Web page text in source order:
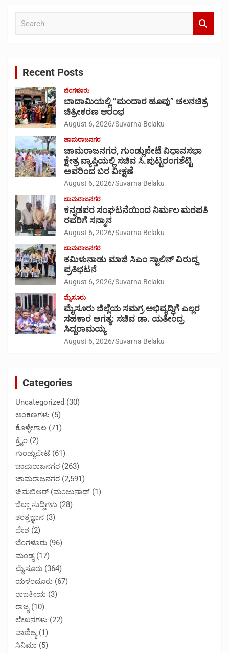
Recent Posts
ಬೆಂಗಳೂರು
ಬಾದಾಮಿಯಲ್ಲಿ “ಮಂದಾರ ಹೂವು” ಚಲನಚಿತ್ರ
ಚಿತ್ರೀಕರಣ ಆರಂಭ
August 6, 2026 Suvarna Belaku
ಚಾಮರಾಜನಗರ
ಚಾಮರಾಜನಗರ, ಗುಂಡ್ಲುಪೇಟೆ ವಿಧಾನಸಭಾ
ಕ್ಷೇತ್ರ ವ್ಯಾಪ್ತಿಯಲ್ಲಿ ಸಚಿವ ಸಿ.ಪುಟ್ಟರಂಗಶೆಟ್ಟಿ
ಅವರಿಂದ ಬರ ವೀಕ್ಷಣೆ
August 6, 2026 Suvarna Belaku
ಚಾಮರಾಜನಗರ
ಕನ್ನಡಪರ ಸಂಘಟನೆಯಿಂದ ನಿರ್ಮಲ ಮಠಪತಿ
ರವರಿಗೆ ಸನ್ಮಾನ
August 6, 2026 Suvarna Belaku
ಚಾಮರಾಜನಗರ
ತಮಿಳುನಾಡು ಮಾಜಿ ಸಿಎಂ ಸ್ಟಾಲಿನ್ ವಿರುದ್ದ
ಪ್ರತಿಭಟನೆ
August 6, 2026 Suvarna Belaku
ಮೈಸೂರು
ಮೈಸೂರು ಜಿಲ್ಲೆಯ ಸಮಗ್ರ ಅಭಿವೃದ್ಧಿಗೆ ಎಲ್ಲರ
ಸಹಕಾರ ಅಗತ್ಯ: ಸಚಿವ ಡಾ. ಯತೀಂದ್ರ
ಸಿದ್ದರಾಮಯ್ಯ
August 6, 2026 Suvarna Belaku
Categories
Uncategorized (30)
ಅಂಕಣಗಳು (5)
ಕೊಳ್ಳೇಗಾಲ (71)
ಕ್ರೈಂ (2)
ಗುಂಡ್ಲುಪೇಟೆ (61)
ಚಾಮರಾಜನಗರ (263)
ಚಾಮರಾಜನಗರ (2,591)
ಚಿಮಬಿಆರ್ (ಮಂಜುನಾಥ್ (1)
ಜಿಲ್ಲಾ ಸುದ್ದಿಗಳು (28)
ತಂತ್ರಜ್ಞಾನ (3)
ದೇಶ (2)
ಬೆಂಗಳೂರು (96)
ಮಂಡ್ಯ(17)
ಮೈಸೂರು (364)
ಯಳಂದೂರು (67)
ರಾಜಕೀಯ (3)
ರಾಜ್ಯ(10)
ಲೇಖನಗಳು (22)
ವಾಣಿಜ್ಯ(1)
ಸಿನಿಮಾ (5)